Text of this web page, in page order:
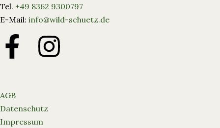
Tel. +49 8362 9300797
E-Mail: info@wild-schuetz.de
AGB
Datenschutz
Impressum